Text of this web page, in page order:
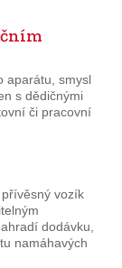
aparátu, smysl
s dědičnými
či pracovní
vozík
dodávku,
namáhavých